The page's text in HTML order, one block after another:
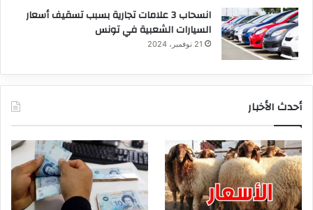
انسحاب 3 علامات تجارية بسبب تسقيف أسعار
السيارات الشعبية في تونس
21 نوفمبر، 2024
أحدث الأخبار